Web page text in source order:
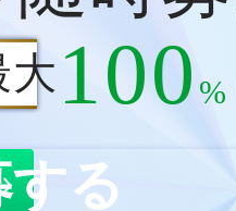
大 100 %
る